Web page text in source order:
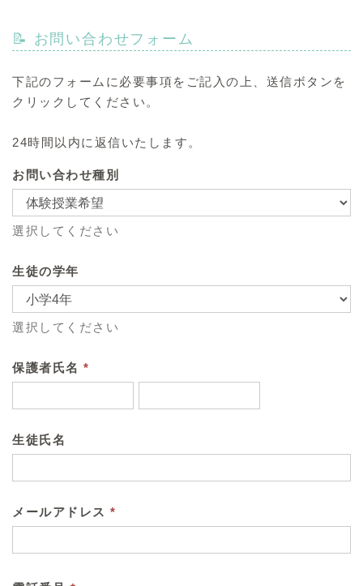
📝 お問い合わせフォーム
下記のフォームに必要事項をご記入の上、送信ボタンを
クリックしてください。
24時間以内に返信いたします。
お問い合わせ種別
選択してください
生徒の学年
選択してください
保護者氏名 *
生徒氏名
メールアドレス *